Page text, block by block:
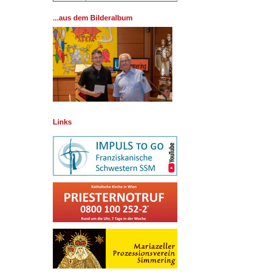
...aus dem Bilderalbum
Links